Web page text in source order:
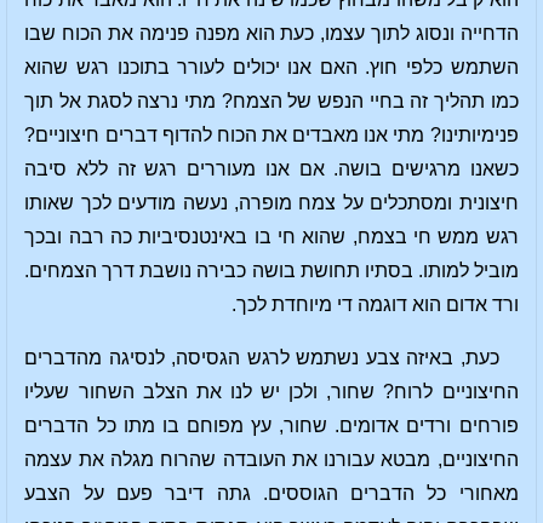
הדחייה ונסוג לתוך עצמו, כעת הוא מפנה פנימה את הכוח שבו
השתמש כלפי חוץ. האם אנו יכולים לעורר בתוכנו רגש שהוא
כמו תהליך זה בחיי הנפש של הצמח? מתי נרצה לסגת אל תוך
פנימיותינו? מתי אנו מאבדים את הכוח להדוף דברים חיצוניים?
כשאנו מרגישים בושה. אם אנו מעוררים רגש זה ללא סיבה
חיצונית ומסתכלים על צמח מופרה, נעשה מודעים לכך שאותו
רגש ממש חי בצמח, שהוא חי בו באינטנסיביות כה רבה ובכך
מוביל למותו. בסתיו תחושת בושה כבירה נושבת דרך הצמחים.
ורד אדום הוא דוגמה די מיוחדת לכך.
כעת, באיזה צבע נשתמש לרגש הגסיסה, לנסיגה מהדברים
החיצוניים לרוח? שחור, ולכן יש לנו את הצלב השחור שעליו
פורחים ורדים אדומים. שחור, עץ מפוחם בו מתו כל הדברים
החיצוניים, מבטא עבורנו את העובדה שהרוח מגלה את עצמה
מאחורי כל הדברים הגוססים. גתה דיבר פעם על הצבע